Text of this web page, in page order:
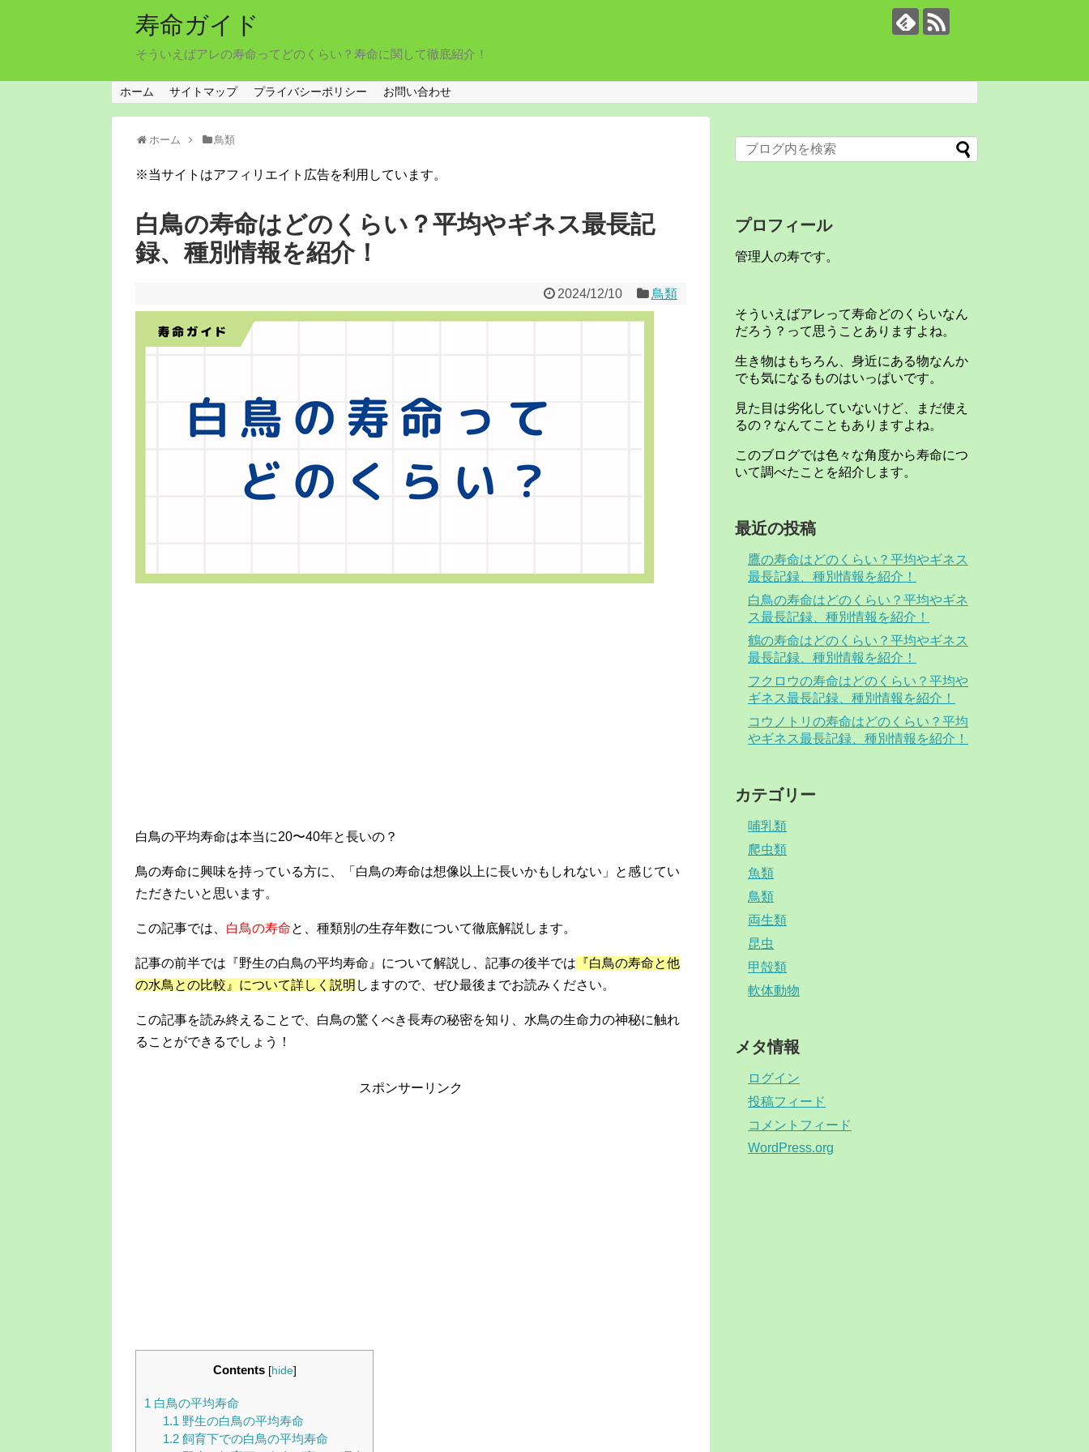
寿命ガイド
そういえばアレの寿命ってどのくらい？寿命に関して徹底紹介！
ホーム サイトマップ プライバシーポリシー お問い合わせ
ホーム 鳥類
※当サイトはアフィリエイト広告を利用しています。
白鳥の寿命はどのくらい？平均やギネス最長記
録、種別情報を紹介！
2024/12/10 鳥類
白鳥の平均寿命は本当に20〜40年と長いの？
鳥の寿命に興味を持っている方に、「白鳥の寿命は想像以上に長いかもしれない」と感じてい
ただきたいと思います。
この記事では、 白鳥の寿命と、種類別の生存年数について徹底解説します。
記事の前半では『野生の白鳥の平均寿命』について解説し、記事の後半では 『白鳥の寿命と他
の水鳥との比較』について詳しく説明 しますので、ぜひ最後までお読みください。
この記事を読み終えることで、白鳥の驚くべき長寿の秘密を知り、水鳥の生命力の神秘に触れ
ることができるでしょう！
スポンサーリンク
Contents [hide]
1 白鳥の平均寿命
1.1 野生の白鳥の平均寿命
1.2飼育下での白鳥の平均寿命
プロフィール
管理人の寿です。
そういえばアレって寿命どのくらいなん
だろう？って思うことありますよね。
生き物はもちろん、身近にある物なんか
でも気になるものはいっぱいです。
見た目は劣化していないけど、まだ使え
るの？なんてこともありますよね。
このブログでは色々な角度から寿命につ
いて調べたことを紹介します。
最近の投稿
鷹の寿命はどのくらい？平均やギネス
最長記録、種別情報を紹介！
白鳥の寿命はどのくらい？平均やギネ
ス最長記録、種別情報を紹介！
鶴の寿命はどのくらい？平均やギネス
最長記録、種別情報を紹介！
フクロウの寿命はどのくらい？平均や
ギネス最長記録、種別情報を紹介！
コウノトリの寿命はどのくらい？平均
やギネス最長記録、種別情報を紹介！
カテゴリー
哺乳類
爬虫類
魚類
鳥類
両生類
昆虫
甲殻類
軟体動物
メタ情報
ログイン
投稿フィード
コメントフィード
WordPress.org